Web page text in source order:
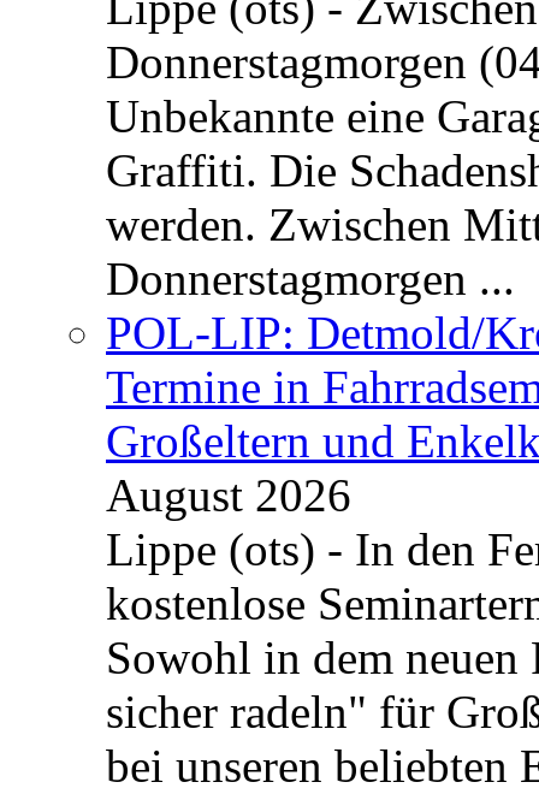
Donnerstagmorgen
Unbekannte eine
Graffiti. Die
werden. Zwischen
Donnerstagmorgen ...
POL-LIP: Detmold/
Termine in
Großeltern und
August 2026
Lippe (ots) - In den
kostenlose
Sowohl in dem neuen
sicher radeln" für
bei unseren beliebten